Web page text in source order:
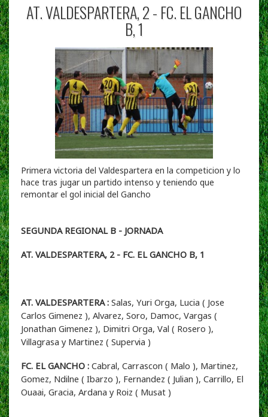
AT. VALDESPARTERA, 2 - FC. EL GANCHO
B, 1
Primera victoria del Valdespartera en la competicion y lo
hace tras jugar un partido intenso y teniendo que
remontar el gol inicial del Gancho
SEGUNDA REGIONAL B - JORNADA
AT. VALDESPARTERA, 2 - FC. EL GANCHO B, 1
AT. VALDESPARTERA : Salas, Yuri Orga, Lucia ( Jose
Carlos Gimenez ), Alvarez, Soro, Damoc, Vargas (
Jonathan Gimenez ), Dimitri Orga, Val ( Rosero ),
Villagrasa y Martinez ( Supervia )
FC. EL GANCHO : Cabral, Carrascon ( Malo ), Martinez,
Gomez, Ndilne ( Ibarzo ), Fernandez ( Julian ), Carrillo, El
Ouaai, Gracia, Ardana y Roiz ( Musat )